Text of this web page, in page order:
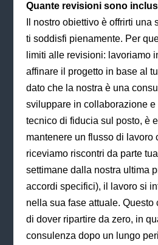
Quante revisioni sono
Il nostro obiettivo è offrirti
ti soddisfi pienamente. Per
limiti alle revisioni: lavoriamo
affinare il progetto in base al
dato che la nostra è una
sviluppare in collaborazione e
tecnico di fiducia sul posto, è
mantenere un flusso di lavoro
riceviamo riscontri da parte
settimane dalla nostra ultima
accordi specifici), il lavoro si
nella sua fase attuale. Questo
di dover ripartire da zero, in
consulenza dopo un lungo